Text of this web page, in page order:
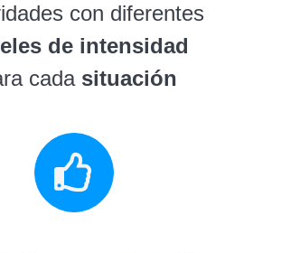
con diferentes
de intensidad
cadasituación